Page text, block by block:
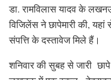
डा. रामविलास यादव के
विजिलेंस ने छापेमारी की,
संपत्ति के दस्तावेज मिले हैं।
शनिवार की सुबह से जारी